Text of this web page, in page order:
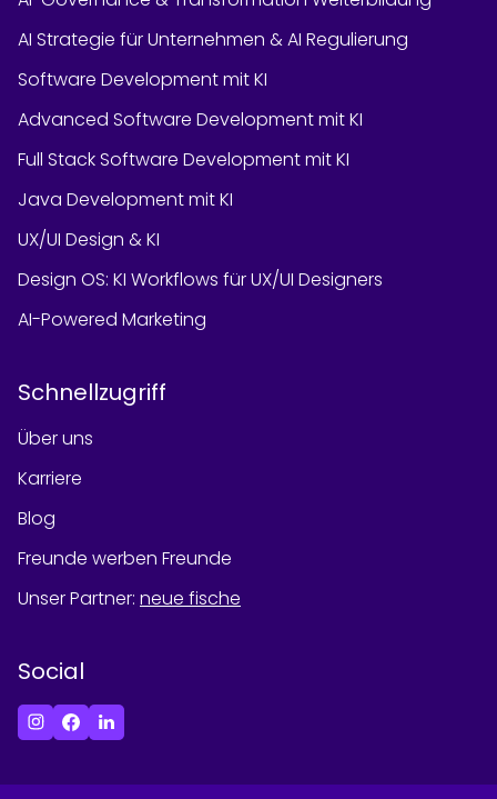
AI Strategie für Unternehmen & AI Regulierung
Software Development mit KI
Advanced Software Development mit KI
Full Stack Software Development mit KI
Java Development mit KI
UX/UI Design & KI
Design OS: KI Workflows für UX/UI Designers
AI-Powered Marketing
Schnellzugriff
Über uns
Karriere
Blog
Freunde werben Freunde
Unser Partner: neue fische
Social